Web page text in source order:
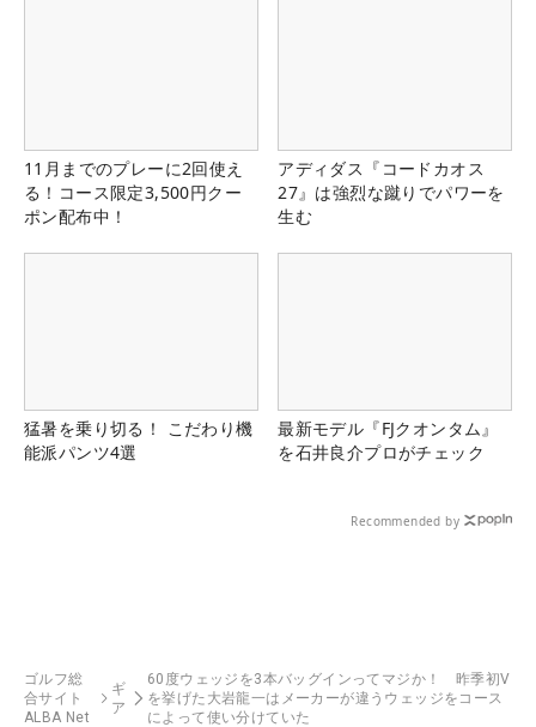
11月までのプレーに2回使え
る！コース限定3,500円クー
ポン配布中！
アディダス『コードカオス
27』は強烈な蹴りでパワーを
生む
猛暑を乗り切る！ こだわり機
能派パンツ4選
最新モデル『FJクオンタム』
を石井良介プロがチェック
Recommended by
ゴルフ総
合サイト
ALBA Net
ギ
ア
60度ウェッジを3本バッグインってマジか！ 昨季初V
を挙げた大岩龍一はメーカーが違うウェッジをコース
によって使い分けていた